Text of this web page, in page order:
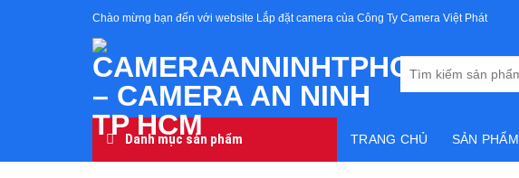
Chào mừng bạn đến với website Lắp đặt camera của Công Ty Camera Việt Phát
Tìm
Danh mục sản phẩm TRANG CHỦ SẢN PHẨM